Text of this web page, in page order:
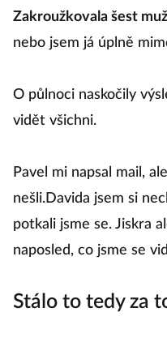
Zakroužkovala šest
nebo jsem já úplně
O půlnoci naskočily
vidět všichni.
Pavel mi napsal mail,
nešli.Davida jsem si
potkali jsme se. Jiskra
naposled, co jsme se
Stálo to tedy za